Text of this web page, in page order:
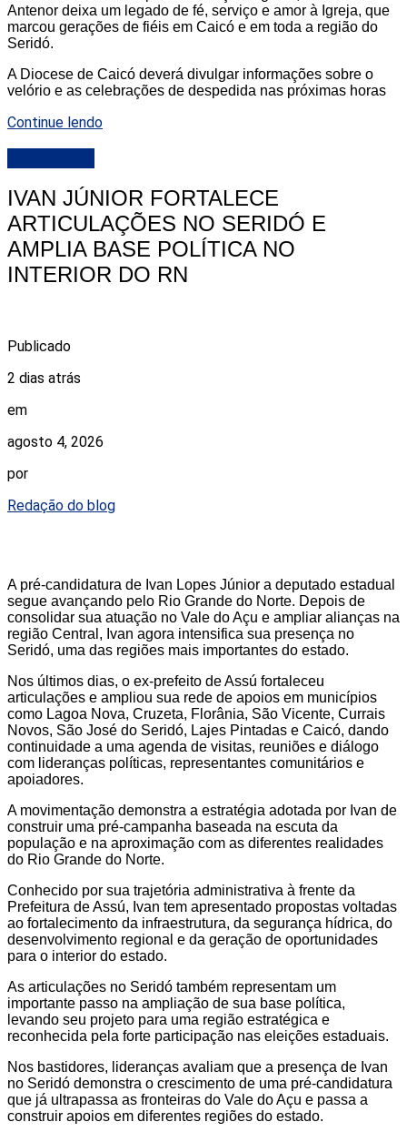
Antenor deixa um legado de fé, serviço e amor à Igreja, que
marcou gerações de fiéis em Caicó e em toda a região do
Seridó.
A Diocese de Caicó deverá divulgar informações sobre o
velório e as celebrações de despedida nas próximas horas
Continue lendo
IVAN JÚNIOR FORTALECE
ARTICULAÇÕES NO SERIDÓ E
AMPLIA BASE POLÍTICA NO
INTERIOR DO RN
Publicado
2 dias atrás
em
agosto 4, 2026
por
Redação do blog
A pré-candidatura de Ivan Lopes Júnior a deputado estadual
segue avançando pelo Rio Grande do Norte. Depois de
consolidar sua atuação no Vale do Açu e ampliar alianças na
região Central, Ivan agora intensifica sua presença no
Seridó, uma das regiões mais importantes do estado.
Nos últimos dias, o ex-prefeito de Assú fortaleceu
articulações e ampliou sua rede de apoios em municípios
como Lagoa Nova, Cruzeta, Florânia, São Vicente, Currais
Novos, São José do Seridó, Lajes Pintadas e Caicó, dando
continuidade a uma agenda de visitas, reuniões e diálogo
com lideranças políticas, representantes comunitários e
apoiadores.
A movimentação demonstra a estratégia adotada por Ivan de
construir uma pré-campanha baseada na escuta da
população e na aproximação com as diferentes realidades
do Rio Grande do Norte.
Conhecido por sua trajetória administrativa à frente da
Prefeitura de Assú, Ivan tem apresentado propostas voltadas
ao fortalecimento da infraestrutura, da segurança hídrica, do
desenvolvimento regional e da geração de oportunidades
para o interior do estado.
As articulações no Seridó também representam um
importante passo na ampliação de sua base política,
levando seu projeto para uma região estratégica e
reconhecida pela forte participação nas eleições estaduais.
Nos bastidores, lideranças avaliam que a presença de Ivan
no Seridó demonstra o crescimento de uma pré-candidatura
que já ultrapassa as fronteiras do Vale do Açu e passa a
construir apoios em diferentes regiões do estado.